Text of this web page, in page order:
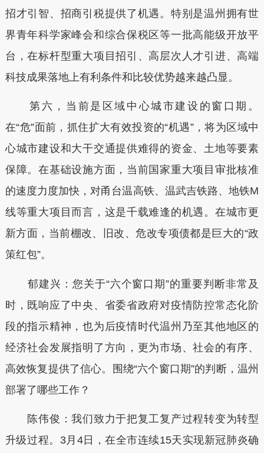
招才引智、招商引税提供了机遇。特别是温州拥有世
界青年科学家峰会和综合保税区等一批高能级开放平
台，在标杆型重大项目招引、高层次人才引进、高端
科技成果落地上有利条件和比较优势越来越凸显。
第六，当前是区域中心城市建设的窗口期。
在“危”面前，抓住扩大有效投资的“机遇”，将为区域中
心城市建设和大干交通提供难得的资金、土地等要素
保障。在基础设施方面，当前国家重大项目审批核准
的速度力度加快，对甬台温高铁、温武吉铁路、地铁M
线等重大项目而言，这是千载难逢的机遇。在城市更
新方面，当前棚改、旧改、危改专项债都是巨大的“政
策红包”。
郁建兴：您关于“六个窗口期”的重要判断非常及
时，既响应了中央、省委省政府对疫情防控常态化阶
段的指示精神，也为后疫情时代温州乃至其他地区的
经济社会发展指明了方向，更为市场、社会的有序、
高效恢复提供了信心。围绕“六个窗口期”的判断，温州
部署了哪些工作？
陈伟俊：我们致力于把复工复产过程转变为转型
升级过程。3月4日，在全市连续15天实现新冠肺炎确